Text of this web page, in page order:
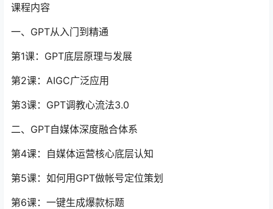
课程内容
一、GPT从入门到精通
第1课：GPT底层原理与发展
第2课：AIGC广泛应用
第3课：GPT调教心流法3.0
二、GPT自媒体深度融合体系
第4课：自媒体运营核心底层认知
第5课：如何用GPT做帐号定位策划
第6课：一键生成爆款标题